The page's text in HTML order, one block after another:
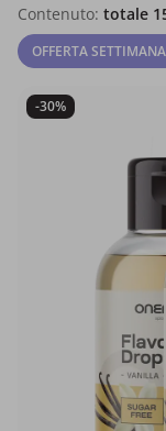
Contenuto: totale
OFFERTA
-30%